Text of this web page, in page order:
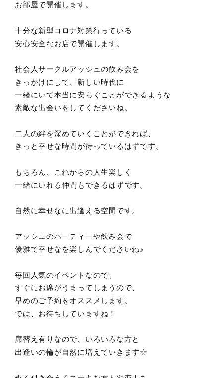
お部屋で開催します。
十分な新型コロナ対策行っている
安心安全なお店で開催します。
社会人サークルアッシュの飲み会を
きっかけにして、新しい時代に
一緒にいて本当に安らぐことができるような
素敵な出会いをしてくださいね。
二人の絆を深めていくことができれば、
きっと幸せな時間が待っているはずです。
もちろん、これからの人生楽しく
一緒にいれる仲間もできるはずです。
自然に幸せなに出逢える空間です。
アッシュのパーティーや飲み会で
優雅で幸せなを楽しんでくださいね♪
毎回人気のイベントなので、
すぐにお席がうまってしまうので、
早めのご予約をオススメします。
では、お待ちしていますね！
席替え有りなので、いろいろな方と
出逢いの輪が自然に増えていきます☆